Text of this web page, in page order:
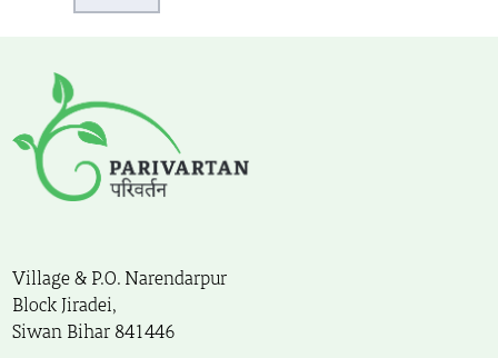
Village & P.O. Narendarpur
Block Jiradei,
Siwan Bihar 841446